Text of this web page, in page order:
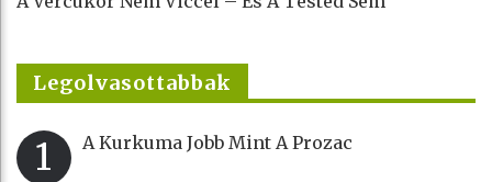
Legolvasottabbak
1 A Kurkuma Jobb Mint A Prozac